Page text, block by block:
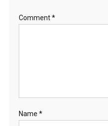
Comment*
Name *